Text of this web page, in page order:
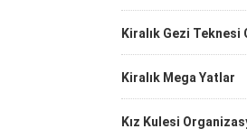
Kiralık Gezi
Kiralık Mega Yatlar
Kız Kulesi